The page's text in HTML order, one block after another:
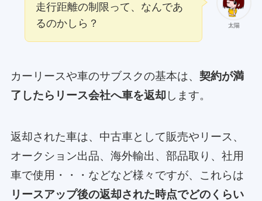
太陽
走行距離の制限って、なんであ
るのかしら？
カーリースや車のサブスクの基本は、 契約が満
了したらリース会社へ車を返却 します。
返却された車は、中古車として販売やリース、
オークション出品、海外輸出、部品取り、社用
車で使用・・・などなど様々ですが、これらは
リースアップ後の返却された時点でどのくらい